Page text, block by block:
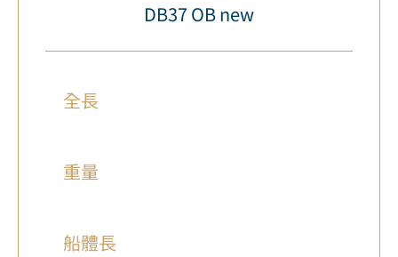
DB37 OB new
全長
重量
船體長